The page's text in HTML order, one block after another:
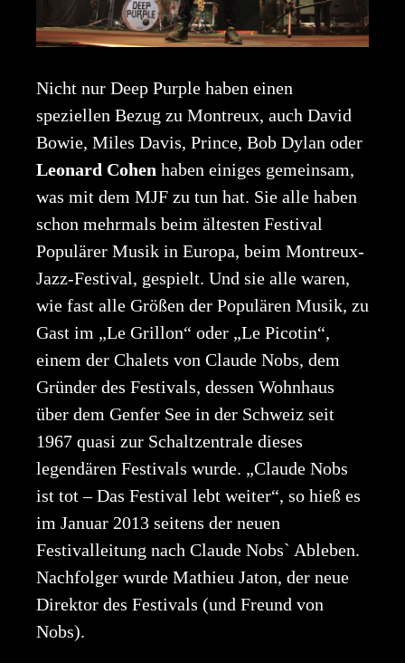
Nicht nur Deep Purple haben einen
speziellen Bezug zu Montreux, auch David
Bowie, Miles Davis, Prince, Bob Dylan oder
Leonard Cohen haben einiges gemeinsam,
was mit dem MJF zu tun hat. Sie alle haben
schon mehrmals beim ältesten Festival
Populärer Musik in Europa, beim Montreux-
Jazz-Festival, gespielt. Und sie alle waren,
wie fast alle Größen der Populären Musik, zu
Gast im „Le Grillon“ oder „Le Picotin“,
einem der Chalets von Claude Nobs, dem
Gründer des Festivals, dessen Wohnhaus
über dem Genfer See in der Schweiz seit
1967 quasi zur Schaltzentrale dieses
legendären Festivals wurde. „Claude Nobs
ist tot – Das Festival lebt weiter“, so hieß es
im Januar 2013 seitens der neuen
Festivalleitung nach Claude Nobs` Ableben.
Nachfolger wurde Mathieu Jaton, der neue
Direktor des Festivals (und Freund von
Nobs).